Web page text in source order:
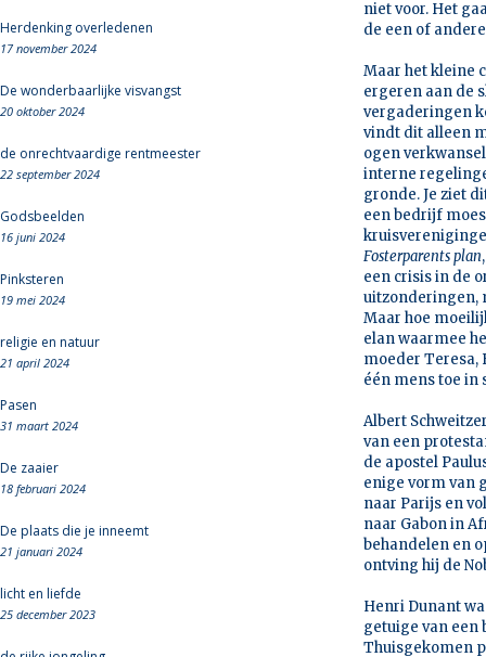
Herdenking overledenen
17 november 2024
De wonderbaarlijke visvangst
20 oktober 2024
de onrechtvaardige rentmeester
22 september 2024
Godsbeelden
16 juni 2024
Pinksteren
19 mei 2024
religie en natuur
21 april 2024
Pasen
31 maart 2024
De zaaier
18 februari 2024
De plaats die je inneemt
21 januari 2024
licht en liefde
25 december 2023
niet voor. Het
de een of
Maar het kleine
ergeren aan de
vergaderingen
vindt dit alleen
ogen
interne
gronde. Je ziet
een bedrijf
Fosterparentsplan
een crisis in de
uitzonderingen,
Maar hoe
elan waarmee
moeder Teresa,
één mens toe in
Albert
van een
de apostel
enige vorm van
naar Parijs en
naar Gabon in
behandelen en
ontving hij de
Henri Dunant
getuige van een
Thuisgekomen